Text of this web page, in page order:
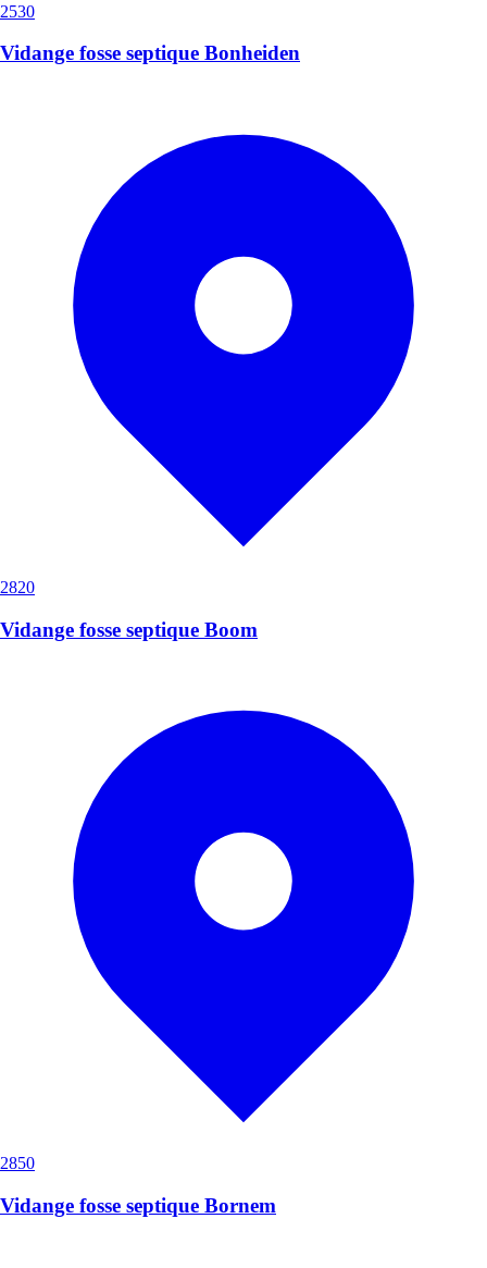
2530
Vidange fosse septique Bonheiden
2820
Vidange fosse septique Boom
2850
Vidange fosse septique Bornem